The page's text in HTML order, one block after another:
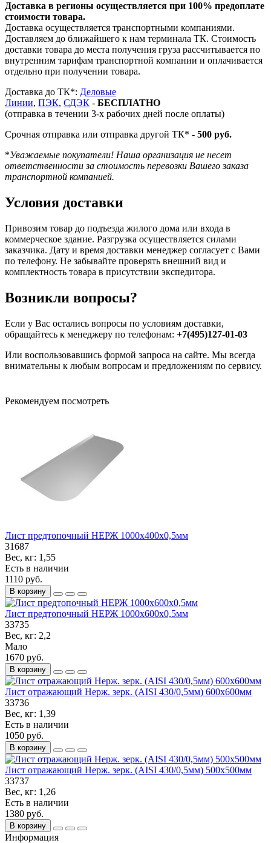
Доставка в регионы осуществляется при 100% предоплате
стоимости товара.
Доставка осуществляется транспортными компаниями.
Доставляем до ближайшего к нам терминала ТК. Стоимость
доставки товара до места получения груза рассчитывается по
внутренним тарифам транспортной компании и оплачивается
отдельно при получении товара.
Доставка до ТК*: Деловые
Линии, ПЭК, СДЭК - БЕСПЛАТНО
(отправка в течении 3-х рабочих дней после оплаты)
Срочная отправка или отправка другой ТК* - 500 руб.
*Уважаемые покупатели! Наша организация не несет
ответственности за стоимость перевозки Вашего заказа
транспортной компанией.
Условия доставки
Привозим товар до подъезда жилого дома или входа в
коммерческое здание. Разгрузка осуществляется силами
заказчика. Дату и время доставки менеджер согласует с Вами
по телефону. Не забывайте проверять внешний вид и
комплектность товара в присутствии экспедитора.
Возникли вопросы?
Если у Вас остались вопросы по условиям доставки,
обращайтесь к менеджеру по телефонам: +7(495)127-01-03
Или воспользовавшись формой запроса на сайте. Мы всегда
внимательны к любым вопросам и предложениям по сервису.
Рекомендуем посмотреть
Лист предтопочный НЕРЖ 1000х400х0,5мм
31687
Вес, кг: 1,55
Есть в наличии
1110 руб.
В корзину
Лист предтопочный НЕРЖ 1000х600х0,5мм
33735
Вес, кг: 2,2
Мало
1670 руб.
В корзину
Лист отражающий Нерж. зерк. (AISI 430/0,5мм) 600х600мм
33736
Вес, кг: 1,39
Есть в наличии
1050 руб.
В корзину
Лист отражающий Нерж. зерк. (AISI 430/0,5мм) 500х500мм
33737
Вес, кг: 1,26
Есть в наличии
1380 руб.
В корзину
Информация